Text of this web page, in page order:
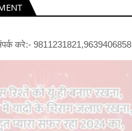
करे:- 9811231821,9639406858